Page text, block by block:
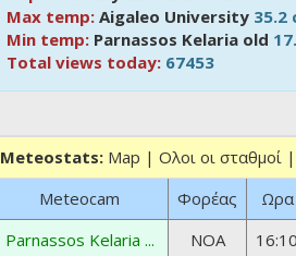
Max temp: Aigaleo University 35.2
Min temp: Parnassos Kelaria old
Total views today: 67453
Meteostats: Map | Ολοι οι σταθμοί |
Meteocam
Φορέας Ωρα
Parnassos Kelaria ...
NOA 16:10